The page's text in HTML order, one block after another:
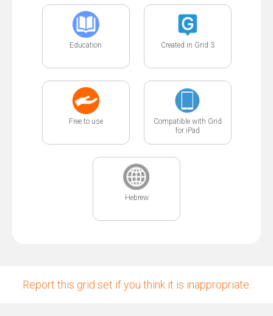
Education Created in Grid 3
Free to use
Compatible with Grid
for iPad
Hebrew
Report this grid set if you think it is inappropriate.